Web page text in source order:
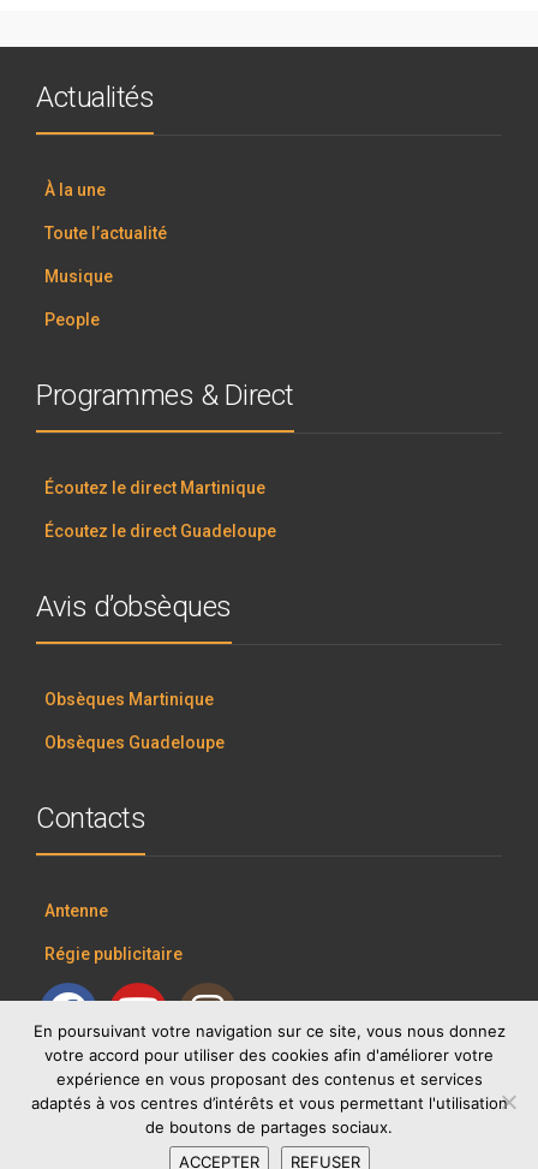
Actualités
À la une
Toute l’actualité
Musique
People
Programmes & Direct
Écoutez le direct Martinique
Écoutez le direct Guadeloupe
Avis d’obsèques
Obsèques Martinique
Obsèques Guadeloupe
Contacts
Antenne
Régie publicitaire
En poursuivant votre navigation sur ce site, vous nous donnez
votre accord pour utiliser des cookies afin d'améliorer votre
expérience en vous proposant des contenus et services
adaptés à vos centres d’intérêts et vous permettant l'utilisation
de boutons de partages sociaux.
ACCEPTER
REFUSER